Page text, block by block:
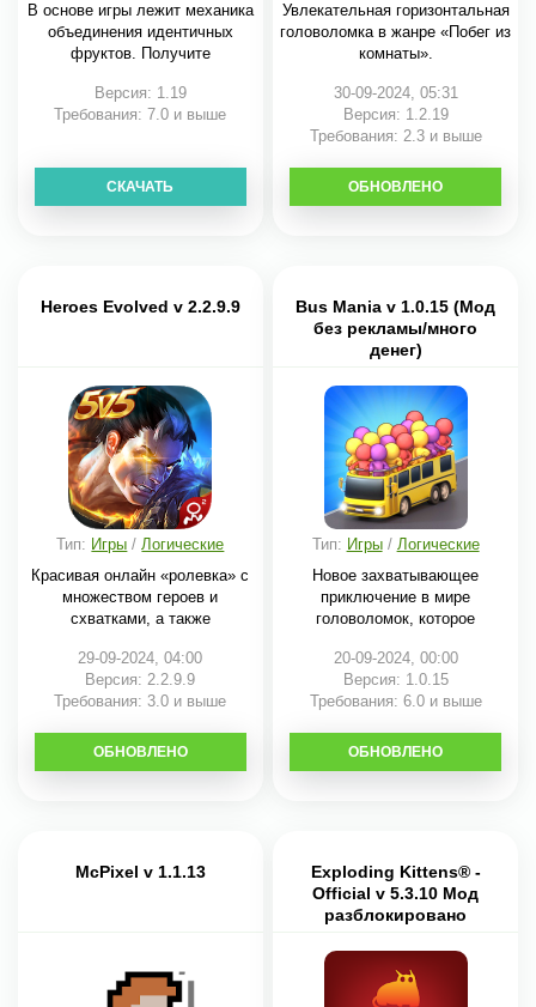
В основе игры лежит механика
объединения идентичных
фруктов. Получите
Версия: 1.19
Требования: 7.0 и выше
СКАЧАТЬ
Увлекательная горизонтальная
головоломка в жанре «Побег из
комнаты».
30-09-2024, 05:31
Версия: 1.2.19
Требования: 2.3 и выше
СКАЧАТЬ
ОБНОВЛЕНО
Heroes Evolved v 2.2.9.9
Тип: Игры /Логические
Красивая онлайн «ролевка» с
множеством героев и
схватками, а также
29-09-2024, 04:00
Версия: 2.2.9.9
Требования: 3.0 и выше
СКАЧАТЬ
ОБНОВЛЕНО
Bus Mania v 1.0.15 (Мод
без рекламы/много
денег)
Тип: Игры/ Логические
Новое захватывающее
приключение в мире
головоломок, которое
20-09-2024, 00:00
Версия: 1.0.15
Требования: 6.0 и выше
СКАЧАТЬ
ОБНОВЛЕНО
McPixel v 1.1.13
Exploding Kittens® -
Official v 5.3.10 Мод
разблокировано